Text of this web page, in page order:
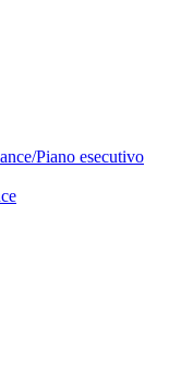
Piano esecutivo